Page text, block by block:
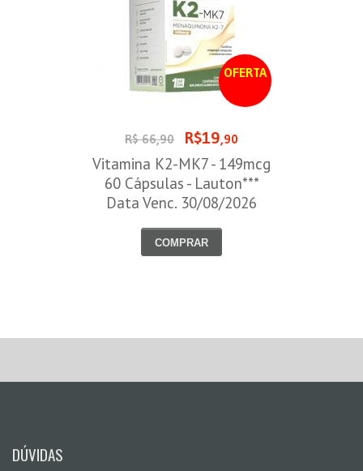
OFERTA
R$ 66,90 R$19,90
Vitamina K2-MK7 - 149mcg
60 Cápsulas - Lauton***
Data Venc. 30/08/2026
COMPRAR
DÚVIDAS